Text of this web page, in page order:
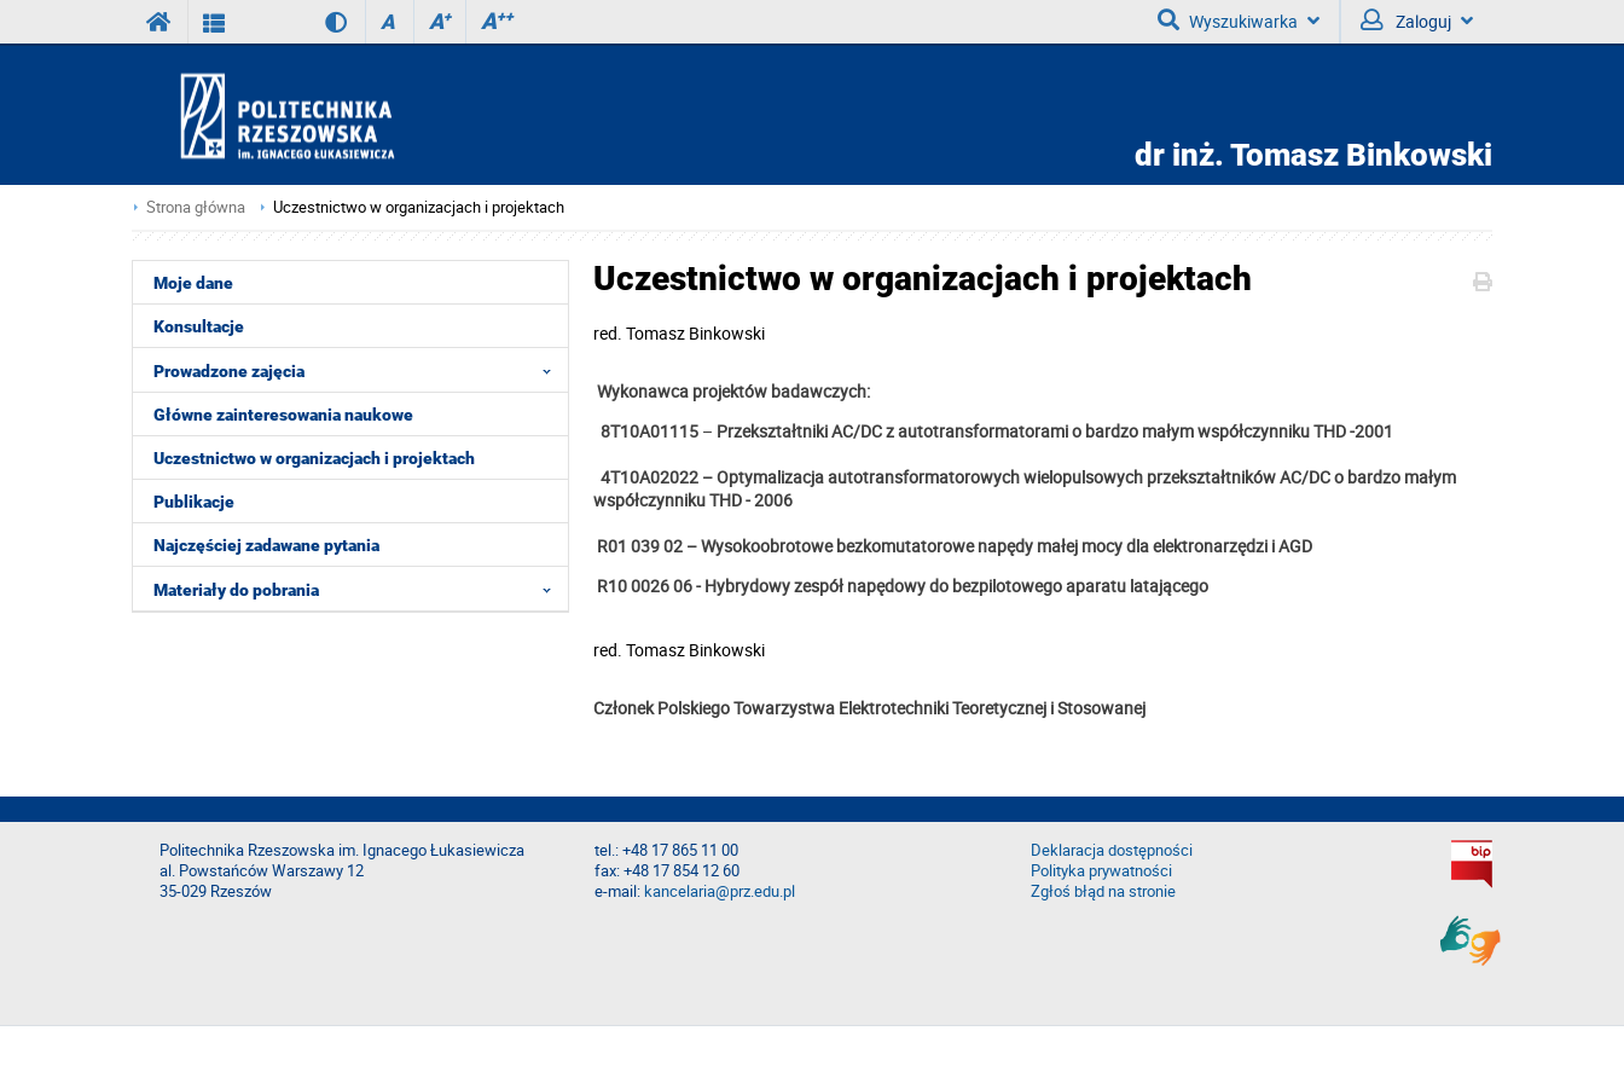
A A+ A++ Wyszukiwarka Zaloguj
dr inż. Tomasz Binkowski
Strona główna Uczestnictwo w organizacjach i projektach
Moje dane
Konsultacje
Prowadzone zajęcia
Główne zainteresowania naukowe
Uczestnictwo w organizacjach i projektach
Publikacje
Najczęściej zadawane pytania
Materiały do pobrania
Uczestnictwo w organizacjach i projektach
red. Tomasz Binkowski
Wykonawca projektów badawczych:
8T10A01115 – Przekształtniki AC/DC z autotransformatorami o bardzo małym współczynnikuTHD -2001
4T10A02022 – Optymalizacja autotransformatorowych wielopulsowych przekształtników AC/DC o bardzo małym
współczynniku THD - 2006
R01 039 02 – Wysokoobrotowe bezkomutatorowe napędy małej mocy dla elektronarzędzi i AGD
R10 0026 06 -Hybrydowy zespół napędowy do bezpilotowego aparatu latającego
red. Tomasz Binkowski
Członek Polskiego Towarzystwa Elektrotechniki Teoretycznej i Stosowanej
Politechnika Rzeszowska im. Ignacego Łukasiewicza
al. Powstańców Warszawy 12
35-029 Rzeszów
tel.: +48 17 865 11 00
fax: +48 17 854 12 60
e-mail:kancelaria@prz.edu.pl
Deklaracja dostępności
Polityka prywatności
Zgłoś błąd na stronie